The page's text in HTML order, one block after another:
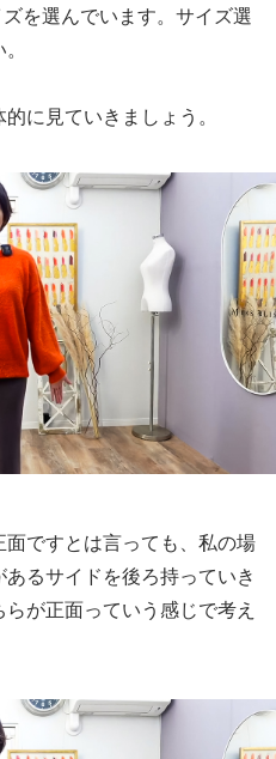
を選んでいます。サイズ選
に見ていきましょう。
ですとは言っても、私の場
るサイドを後ろ持っていき
が正面っていう感じで考え